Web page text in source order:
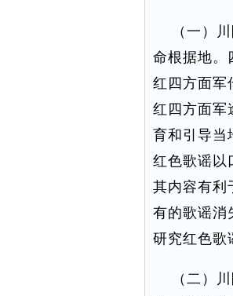
（一）川
命根据地。
红四方面军
红四方面军
育和引导当
红色歌谣以
其内容有利
有的歌谣消
研究红色歌
（二）川